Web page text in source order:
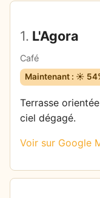
1. L'Agora
Café
Maintenant : ☀️
Terrasse
ciel dégagé.
Voir sur Google